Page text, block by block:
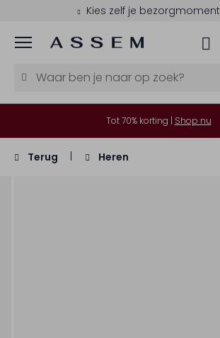
Kies zelf je bezorgmoment
Menu
Tot 70% korting | Shop nu
Terug Heren